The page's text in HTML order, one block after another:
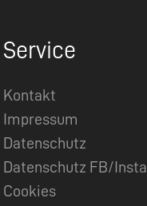
Service
Kontakt
Impressum
Datenschutz
Datenschutz FB/Insta
Cookies